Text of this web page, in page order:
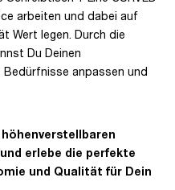
arbeiten und dabei auf
Wert legen. Durch die
Du Deinen
anpassen und
erlebe die perfekte
und Qualität für Dein